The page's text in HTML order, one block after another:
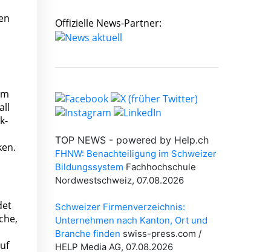
Offizielle News-Partner: